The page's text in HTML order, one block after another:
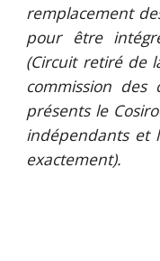
remplacement
pour être
(Circuit retiré de
commission des
présents le
indépendants et
exactement).